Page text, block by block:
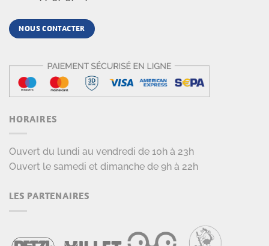
NOUS CONTACTER
HORAIRES
Ouvert du lundi au vendredi de 10h à 23h
Ouvert le samedi et dimanche de 9h à 22h
LES PARTENAIRES